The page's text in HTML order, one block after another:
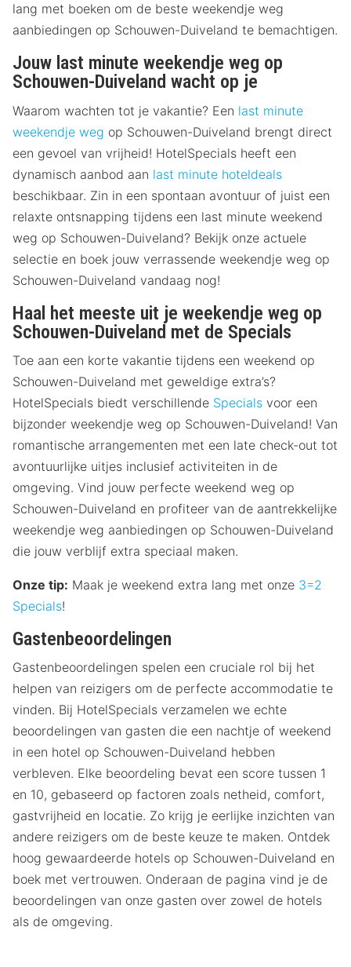
lang met boeken om de beste weekendje weg
aanbiedingen op Schouwen-Duiveland te bemachtigen.
Jouw last minute weekendje weg op
Schouwen-Duiveland wacht op je
Waarom wachten tot je vakantie? Een last minute
weekendje weg op Schouwen-Duiveland brengt direct
een gevoel van vrijheid! HotelSpecials heeft een
dynamisch aanbod aan last minute hoteldeals
beschikbaar. Zin in een spontaan avontuur of juist een
relaxte ontsnapping tijdens een last minute weekend
weg op Schouwen-Duiveland? Bekijk onze actuele
selectie en boek jouw verrassende weekendje weg op
Schouwen-Duiveland vandaag nog!
Haal het meeste uit je weekendje weg op
Schouwen-Duiveland met de Specials
Toe aan een korte vakantie tijdens een weekend op
Schouwen-Duiveland met geweldige extra’s?
HotelSpecials biedt verschillende Specials voor een
bijzonder weekendje weg op Schouwen-Duiveland! Van
romantische arrangementen met een late check-out tot
avontuurlijke uitjes inclusief activiteiten in de
omgeving. Vind jouw perfecte weekend weg op
Schouwen-Duiveland en profiteer van de aantrekkelijke
weekendje weg aanbiedingen op Schouwen-Duiveland
die jouw verblijf extra speciaal maken.
Onze tip: Maak je weekend extra lang met onze 3=2
Specials!
Gastenbeoordelingen
Gastenbeoordelingen spelen een cruciale rol bij het
helpen van reizigers om de perfecte accommodatie te
vinden. Bij HotelSpecials verzamelen we echte
beoordelingen van gasten die een nachtje of weekend
in een hotel op Schouwen-Duiveland hebben
verbleven. Elke beoordeling bevat een score tussen 1
en 10, gebaseerd op factoren zoals netheid, comfort,
gastvrijheid en locatie. Zo krijg je eerlijke inzichten van
andere reizigers om de beste keuze te maken. Ontdek
hoog gewaardeerde hotels op Schouwen-Duiveland en
boek met vertrouwen. Onderaan de pagina vind je de
beoordelingen van onze gasten over zowel de hotels
als de omgeving.